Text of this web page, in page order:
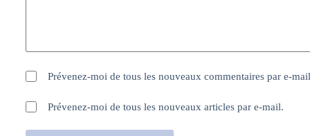
Prévenez-moi de tous les nouveaux commentaires par e-
Prévenez-moi de tous les nouveaux articles par e-mail.